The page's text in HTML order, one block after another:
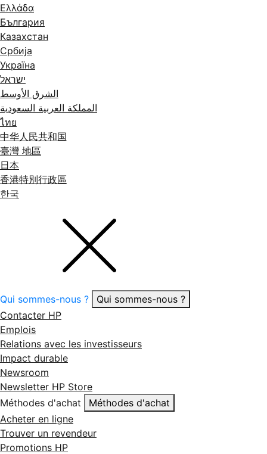
Ελλάδα
България
Казахстан
Србија
Україна
ישראל
الشرق الأوسط
المملكة العربية السعودية
ไทย
中华人民共和国
臺灣 地區
日本
香港特別行政區
한국
Qui sommes-nous ?
Qui sommes-nous ?
Contacter HP
Emplois
Relations avec les investisseurs
Impact durable
Newsroom
Newsletter HP Store
Méthodes d'achat
Méthodes d'achat
Acheter en ligne
Trouver un revendeur
Promotions HP